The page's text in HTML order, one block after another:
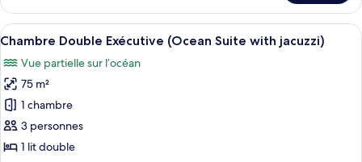
le
type
de
Beach
Room
Double
Afficher
toutes
les
photos
pour
ce
type
Une chambre spacieuse avec un
12
Chambre Double Exécutive (Ocean Suite with jacuzzi)
Vue partielle sur l’océan
75 m²
1 chambre
3 personnes
1 lit double